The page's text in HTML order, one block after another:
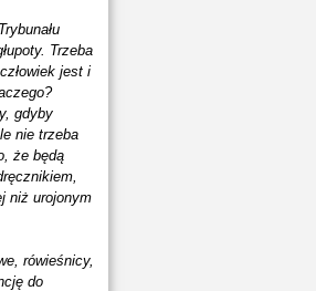
Trzeba
jest i
gdyby
nie trzeba
że będą
niż urojonym
rówieśnicy,
do